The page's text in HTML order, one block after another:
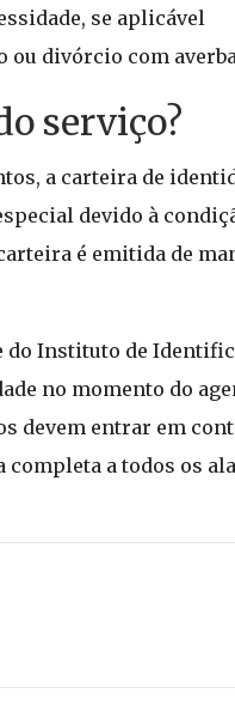
se aplicável
ou divórcio com
serviço?
a carteira de
devido à
é emitida de
Instituto de
no momento do
devem entrar em
completa a todos os